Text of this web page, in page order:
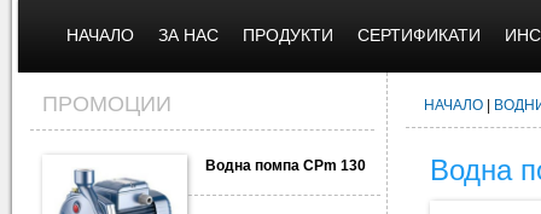
НАЧАЛО ЗА НАС ПРОДУКТИ СЕРТИФИКАТИ
ПРОМОЦИИ
Водна помпа CPm 130
НАЧАЛО
Водна